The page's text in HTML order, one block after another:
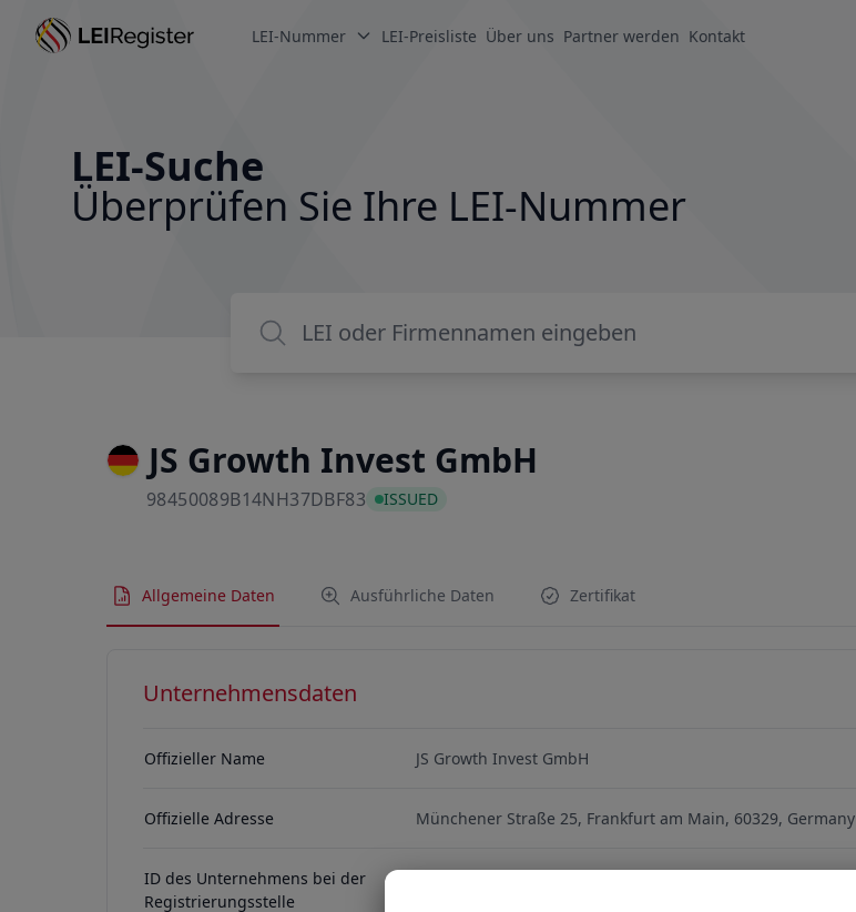
LEI-Nummer LEI-Preisliste Über uns Partner werden Kontakt
LEI-Suche
Überprüfen Sie Ihre LEI-Nummer
JS Growth Invest GmbH
98450089B14NH37DBF83 98450089B14NH37DBF83
ISSUED
Allgemeine Daten Ausführliche Daten Zertifikat
Unternehmensdaten
Offizieller Name JS Growth Invest GmbH
Offizielle Adresse Münchener Straße 25, Frankfurt am Main, 60329, Germany
ID des Unternehmens bei der
Registrierungsstelle